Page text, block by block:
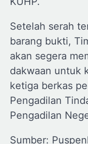
Setelah serah
barang bukti,
akan segera
dakwaan untuk
ketiga berkas
Pengadilan
Pengadilan
Sumber: